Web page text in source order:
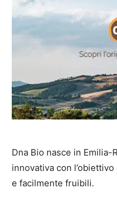
Dna Bio nasce in Emilia-
innovativa con
e facilmente fruibili.